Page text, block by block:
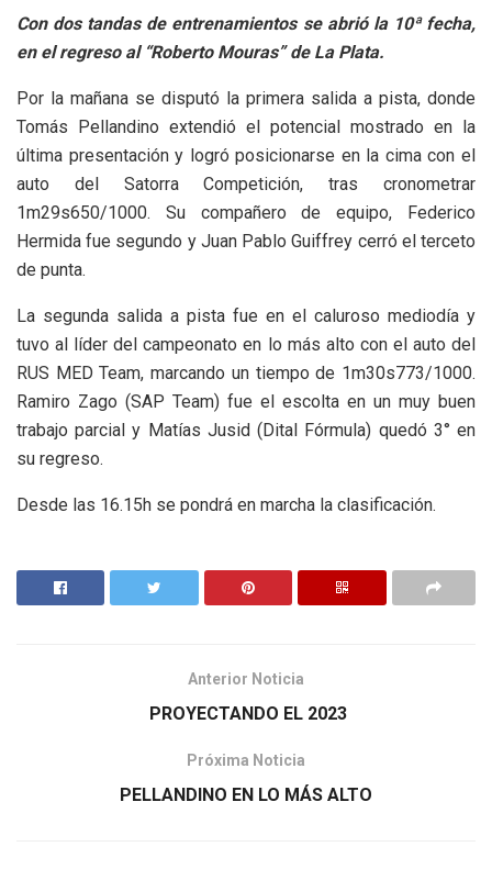
Con dos tandas de entrenamientos se abrió la 10ª fecha,
en el regreso al “Roberto Mouras” de La Plata.
Por la mañana se disputó la primera salida a pista, donde
Tomás Pellandino extendió el potencial mostrado en la
última presentación y logró posicionarse en la cima con el
auto del Satorra Competición, tras cronometrar
1m29s650/1000. Su compañero de equipo, Federico
Hermida fue segundo y Juan Pablo Guiffrey cerró el terceto
de punta.
La segunda salida a pista fue en el caluroso mediodía y
tuvo al líder del campeonato en lo más alto con el auto del
RUS MED Team, marcando un tiempo de 1m30s773/1000.
Ramiro Zago (SAP Team) fue el escolta en un muy buen
trabajo parcial y Matías Jusid (Dital Fórmula) quedó 3° en
su regreso.
Desde las 16.15h se pondrá en marcha la clasificación.
Anterior Noticia
PROYECTANDO EL 2023
Próxima Noticia
PELLANDINO EN LO MÁS ALTO